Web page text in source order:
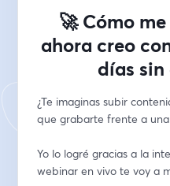
🚀 Cómo
ahora creo
días
¿Te imaginas subir
que grabarte frente a una
Yo lo logré gracias a la
webinar en vivo te voy a